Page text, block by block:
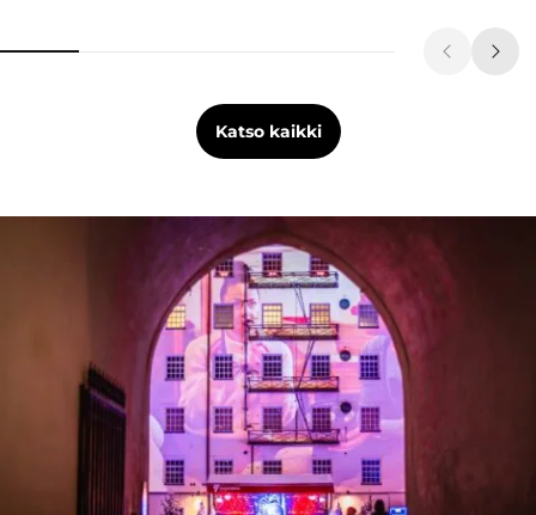
Katso kaikki